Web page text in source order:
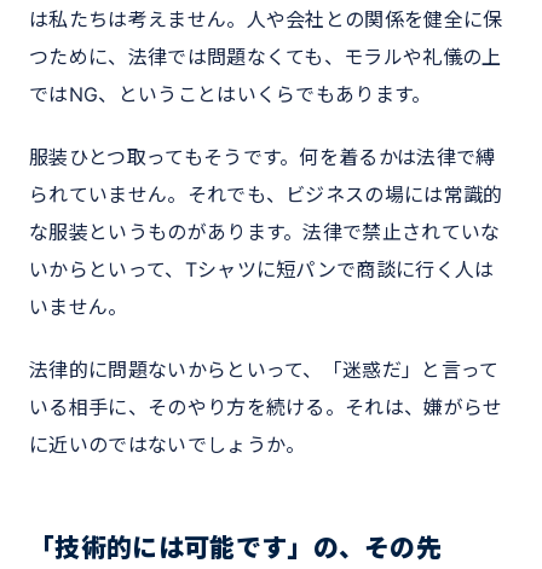
は私たちは考えません。人や会社との関係を健全に保
つために、法律では問題なくても、モラルや礼儀の上
ではNG、ということはいくらでもあります。
服装ひとつ取ってもそうです。何を着るかは法律で縛
られていません。それでも、ビジネスの場には常識的
な服装というものがあります。法律で禁止されていな
いからといって、Tシャツに短パンで商談に行く人は
いません。
法律的に問題ないからといって、「迷惑だ」と言って
いる相手に、そのやり方を続ける。それは、嫌がらせ
に近いのではないでしょうか。
「技術的には可能です」の、その先